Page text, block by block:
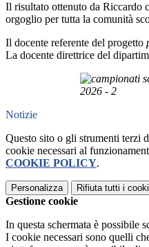
Il risultato ottenuto da Riccardo
orgoglio per tutta la comunità
Il docente referente del progetto
La docente direttrice del
Notizie
Questo sito o gli strumenti terzi
cookie necessari al
COOKIE POLICY.
Personalizza Rifiuta tutti i
Gestione cookie
In questa schermata è possibile
I cookie necessari sono quelli